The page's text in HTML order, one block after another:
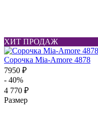
ХИТ ПРОДАЖ
Сорочка Mia-Amore 4878
7950 ₽
- 40%
4 770 ₽
Размер